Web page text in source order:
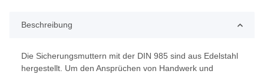
Beschreibung
Die Sicherungsmuttern mit der DIN 985 sind aus Edelstahl
hergestellt. Um den Ansprüchen von Handwerk und